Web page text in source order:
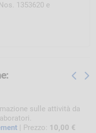
1353620 e
sulle attività da
| Prezzo: 10,00 €